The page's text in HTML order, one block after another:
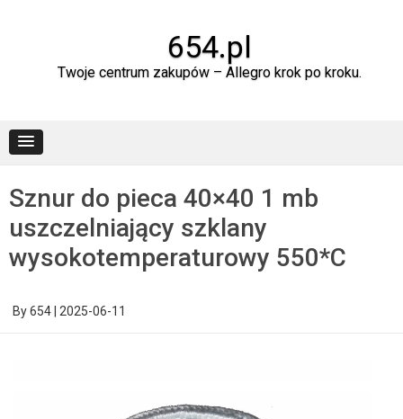
654.pl
Twoje centrum zakupów – Allegro krok po kroku.
Sznur do pieca 40×40 1 mb
uszczelniający szklany
wysokotemperaturowy 550*C
By654 2025-06-11